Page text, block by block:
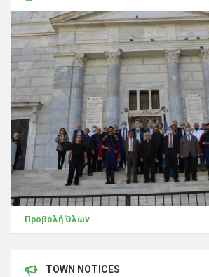
Προβολή Όλων
TOWN NOTICES